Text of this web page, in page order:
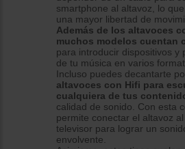
smartphone al altavoz, lo
una mayor libertad de
Además de los altavoces
muchos modelos cuentan
para introducir dispositivos y
de tu música en varios
Incluso puedes decantarte
altavoces con Hifi para
cualquiera de tus
calidad de sonido. Con esta
permite conectar el altavoz
televisor para lograr un
envolvente.